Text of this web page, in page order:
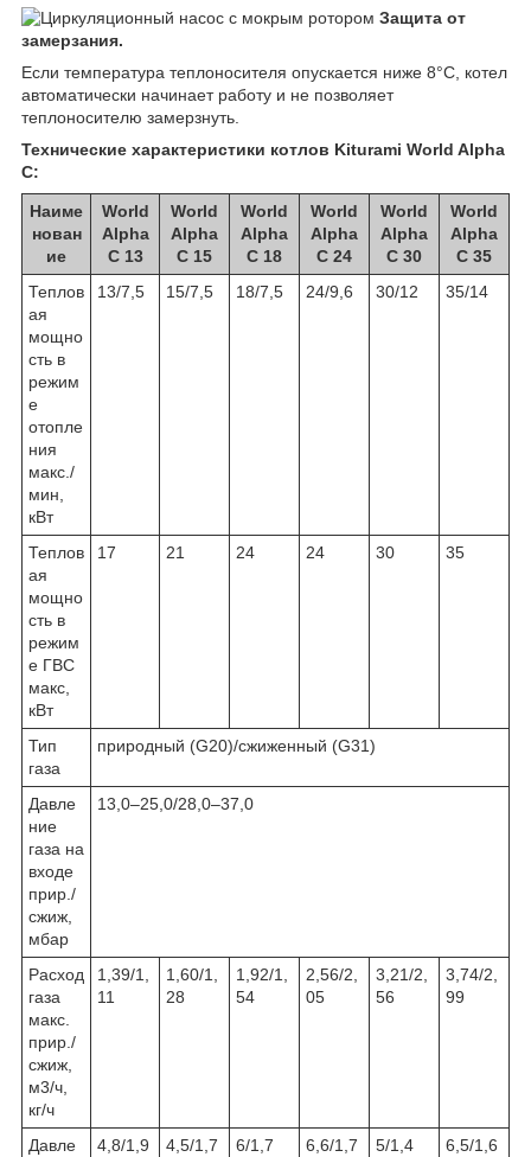
Защита от
замерзания.
Если температура теплоносителя опускается ниже 8°C, котел
автоматически начинает работу и не позволяет
теплоносителю замерзнуть.
Технические характеристики котлов Kiturami World Alpha
C:
Наиме
нован
ие
World
Alpha
C 13
World
Alpha
C 15
World
Alpha
C 18
World
Alpha
C 24
World
Alpha
C 30
World
Alpha
C 35
Теплов
ая
мощно
сть в
режим
е
отопле
ния
макс./
мин,
кВт
13/7,5 15/7,5 18/7,5 24/9,6 30/12 35/14
Теплов
ая
мощно
сть в
режим
е ГВС
макс,
кВт
17 21 24 24 30 35
Тип
газа
природный (G20)/сжиженный (G31)
Давле
ние
газа на
входе
прир./
сжиж,
мбар
13,0–25,0/28,0–37,0
Расход
газа
макс.
прир./
сжиж,
м3/ч,
кг/ч
1,39/1,
11
1,60/1,
28
1,92/1,
54
2,56/2,
05
3,21/2,
56
3,74/2,
99
Давле
4,8/1,9 4,5/1,7 6/1,7 6,6/1,7 5/1,4 6,5/1,6